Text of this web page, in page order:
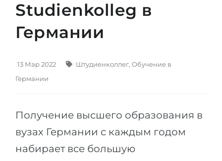
Языковая виза
ШТУДИЕНКОЛЛЕГ
Штудиенколлеги
Курсы штудиенколлег
Freshman / Foundation
Подготовка к штудиенколлег
Специальные курсы
Математика
Штудиенколлег
Магистратура
ПОСТУПАЕМ ПОСЛЕ...
Школы 12 классов (NIS)
Колледжа
IB-Diploma
Studienkolleg в
Германии
13 Мар 2022 Штудиенколлег, Обучение в
Германии
Получение высшего образования в
вузах Германии с каждым годом
набирает все большую